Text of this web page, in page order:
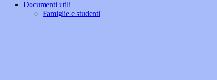
Documenti utili
Famiglie e studenti